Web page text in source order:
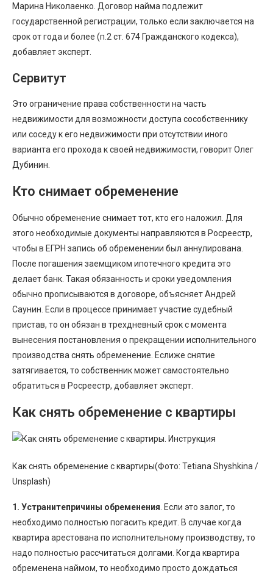
Марина Николаенко. Договор найма подлежит
государственной регистрации, только если заключается на
срок от года и более (п.2 ст. 674 Гражданского кодекса),
добавляет эксперт.
Сервитут
Это ограничение права собственности на часть
недвижимости для возможности доступа сособственнику
или соседу к его недвижимости при отсутствии иного
варианта его прохода к своей недвижимости, говорит Олег
Дубинин.
Кто снимает обременение
Обычно обременение снимает тот, кто его наложил. Для
этого необходимые документы направляются в Росреестр,
чтобы в ЕГРН запись об обременении был аннулирована.
После погашения заемщиком ипотечного кредита это
делает банк. Такая обязанность и сроки уведомления
обычно прописываются в договоре, объясняет Андрей
Саунин. Если в процессе принимает участие судебный
пристав, то он обязан в трехдневный срок с момента
вынесения постановления о прекращении исполнительного
производства снять обременение. Еслиже снятие
затягивается, то собственник может самостоятельно
обратиться в Росреестр, добавляет эксперт.
Как снять обременение с квартиры
Как снять обременение с квартиры(Фото: Tetiana Shyshkina /
Unsplash)
1. Устранитепричины обременения . Если это залог, то
необходимо полностью погасить кредит. В случае когда
квартира арестована по исполнительному производству, то
надо полностью рассчитаться долгами. Когда квартира
обременена наймом, то необходимо просто дождаться